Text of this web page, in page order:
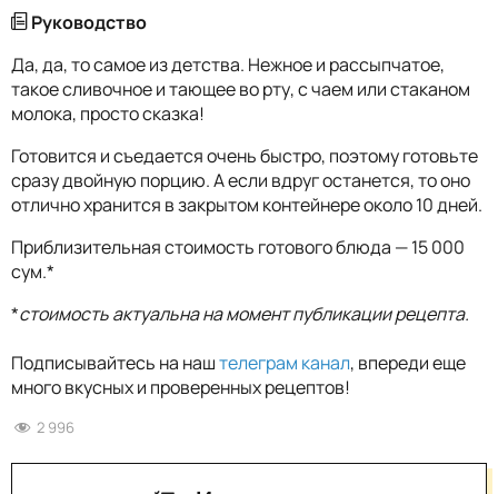
Руководство
Да, да, то самое из детства. Нежное и рассыпчатое,
такое сливочное и тающее во рту, с чаем или стаканом
молока, просто сказка!
Готовится и съедается очень быстро, поэтому готовьте
сразу двойную порцию. А если вдруг останется, то оно
отлично хранится в закрытом контейнере около 10 дней.
Приблизительная стоимость готового блюда — 15 000
сум.*
*стоимость актуальна на момент публикации рецепта.
Подписывайтесь на наштелеграм канал, впереди еще
много вкусных и проверенных рецептов!
2 996